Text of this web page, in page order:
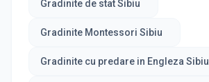
Gradinite de stat Sibiu
Gradinite Montessori Sibiu
Gradinite cu predare in Engleza Sibiu